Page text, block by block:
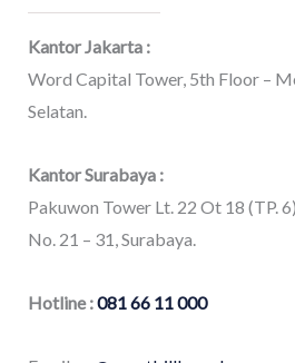
Kantor Jakarta :
Word Capital Tower, 5th Floor –
Selatan.
Kantor Surabaya :
Pakuwon Tower Lt. 22 Ot 18 (TP.
No. 21 – 31, Surabaya.
Hotline :081 66 11 000